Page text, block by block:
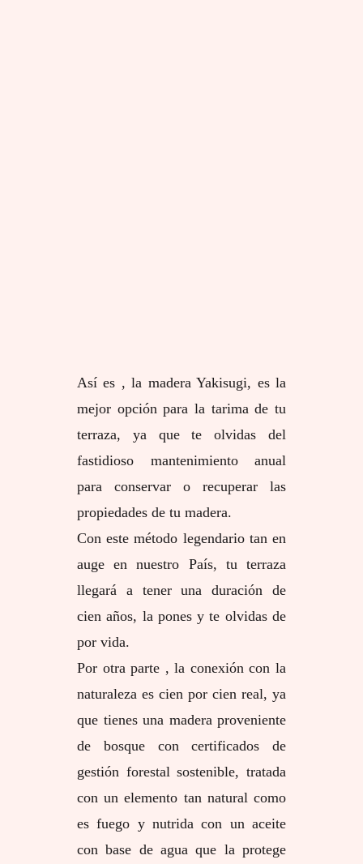
Así es , la madera Yakisugi, es la
mejor opción para la tarima de tu
terraza, ya que te olvidas del
fastidioso mantenimiento anual
para conservar o recuperar las
propiedades de tu madera.
Con este método legendario tan en
auge en nuestro País, tu terraza
llegará a tener una duración de
cien años, la pones y te olvidas de
por vida.
Por otra parte , la conexión con la
naturaleza es cien por cien real, ya
que tienes una madera proveniente
de bosque con certificados de
gestión forestal sostenible, tratada
con un elemento tan natural como
es fuego y nutrida con un aceite
con base de agua que la protege